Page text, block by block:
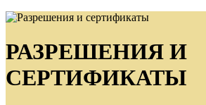
РАЗРЕШЕНИЯ И
СЕРТИФИКАТЫ